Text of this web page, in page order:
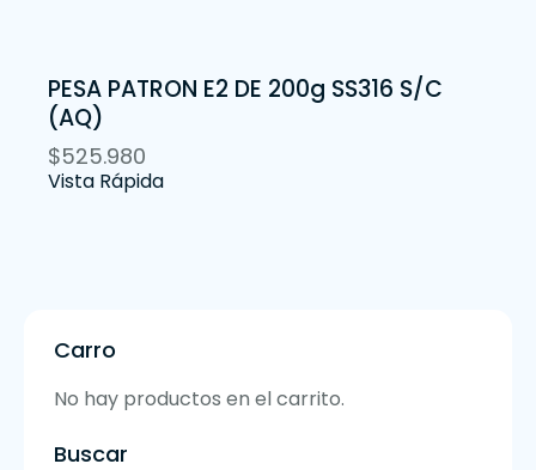
PESA PATRON E2 DE 200g SS316 S/C
(AQ)
$525.980
Vista Rápida
Carro
No hay productos en el carrito.
Buscar